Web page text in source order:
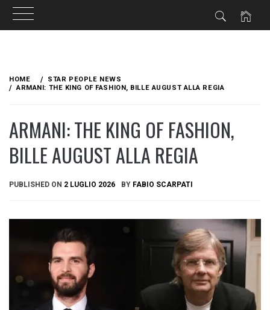
content
HOME
STAR PEOPLE NEWS
ARMANI: THE KING OF FASHION, BILLE AUGUST ALLA REGIA
ARMANI: THE KING OF FASHION,
BILLE AUGUST ALLA REGIA
PUBLISHED ON 2 LUGLIO 2026 BY FABIO SCARPATI